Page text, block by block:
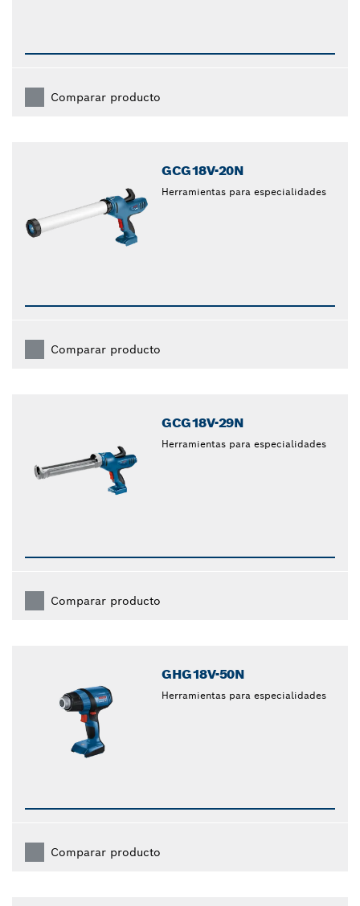
Comparar producto
GCG18V-20N
Herramientas para especialidades
Comparar producto
GCG18V-29N
Herramientas para especialidades
Comparar producto
GHG18V-50N
Herramientas para especialidades
Comparar producto